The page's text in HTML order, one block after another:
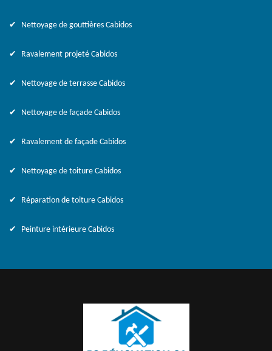
Nettoyage de gouttières Cabidos
Ravalement projeté Cabidos
Nettoyage de terrasse Cabidos
Nettoyage de façade Cabidos
Ravalement de façade Cabidos
Nettoyage de toiture Cabidos
Réparation de toiture Cabidos
Peinture intérieure Cabidos